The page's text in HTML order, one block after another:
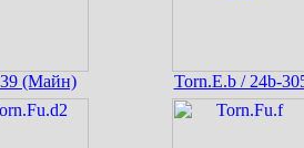
(Майн) Torn.E.b / 24b-